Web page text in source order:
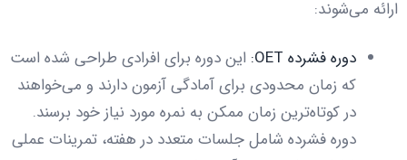
ارائه می‌شوند:
دوره فشرده OET:
این دوره برای افرادی طراحی شده است
که زمان محدودی برای آمادگی آزمون دارند و می‌خواهند
در کوتاه‌ترین زمان ممکن به نمره مورد نیاز خود برسند.
دوره فشرده شامل جلسات متعدد در هفته، تمرینات عملی